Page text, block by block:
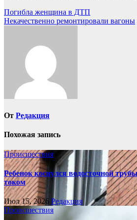
Навигация
по
Погибла женщина в ДТП
Некачественно ремонтировали вагоны
От Редакция
Похожая запись
Происшествия
Ребенок коснулся водосточной
током
Июл 15, 2026 Редакция
Происшествия